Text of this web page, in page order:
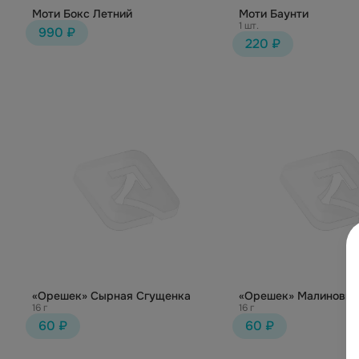
Моти Бокс Летний
990 ₽
Моти Баунти
1 шт.
220 ₽
«Орешек» Сырная Сгущенка
16 г
60 ₽
«Орешек» Малиновый
16 г
60 ₽